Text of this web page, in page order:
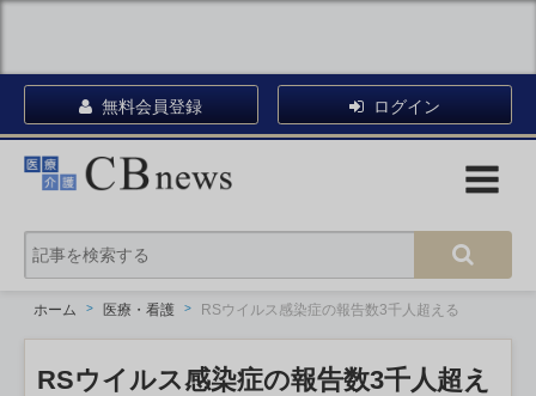
無料会員登録 ログイン
ホーム 医療・看護 RSウイルス感染症の報告数3千人超える
RSウイルス感染症の報告数3千人超え